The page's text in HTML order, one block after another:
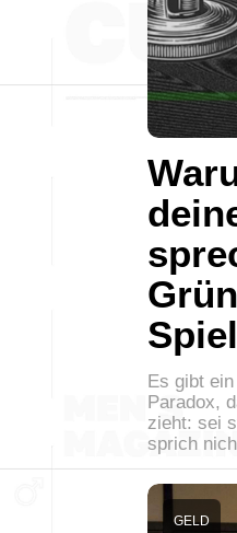
Es gibt
Paradox,
zieht: sei
sprich
GELD